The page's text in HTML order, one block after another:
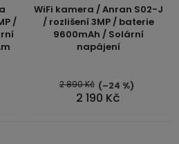
/
WiFi kamera / Anran S02-J
/ rozlišení 3MP / baterie
9600mAh / Solární
napájení
2 190 Kč
2 890 Kč (–24 %)